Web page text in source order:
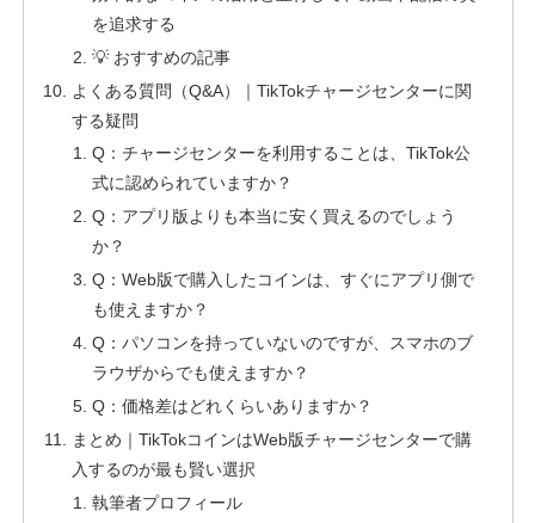
を追求する
💡 おすすめの記事
よくある質問（Q&A）｜TikTokチャージセンターに関
する疑問
Q：チャージセンターを利用することは、TikTok公
式に認められていますか？
Q：アプリ版よりも本当に安く買えるのでしょう
か？
Q：Web版で購入したコインは、すぐにアプリ側で
も使えますか？
Q：パソコンを持っていないのですが、スマホのブ
ラウザからでも使えますか？
Q：価格差はどれくらいありますか？
まとめ｜TikTokコインはWeb版チャージセンターで購
入するのが最も賢い選択
執筆者プロフィール